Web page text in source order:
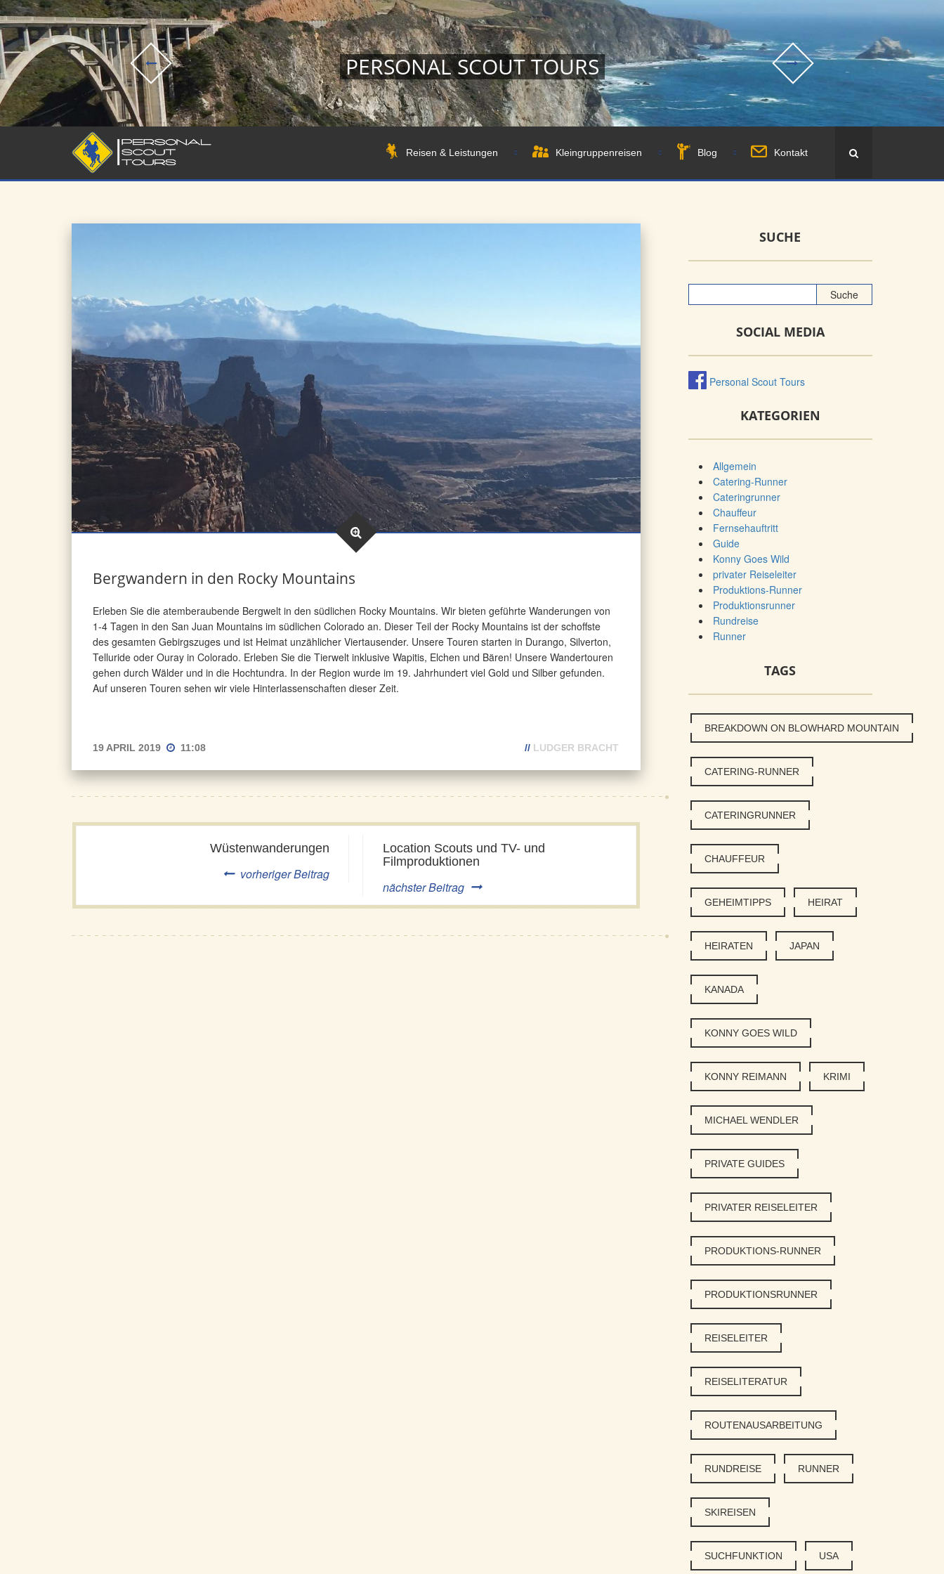
PERSONAL SCOUT TOURS
Reisen & Leistungen Kleingruppenreisen Blog Kontakt
Bergwandern in den Rocky Mountains
Erleben Sie die atemberaubende Bergwelt in den südlichen Rocky Mountains. Wir bieten geführte Wanderungen von
1-4 Tagen in den San Juan Mountains im südlichen Colorado an. Dieser Teil der Rocky Mountains ist der schoffste
des gesamten Gebirgszuges und ist Heimat unzählicher Viertausender. Unsere Touren starten in Durango, Silverton,
Telluride oder Ouray in Colorado. Erleben Sie die Tierwelt inklusive Wapitis, Elchen und Bären! Unsere Wandertouren
gehen durch Wälder und in die Hochtundra. In der Region wurde im 19. Jahrhundert viel Gold und Silber gefunden.
Auf unseren Touren sehen wir viele Hinterlassenschaften dieser Zeit.
19 APRIL 2019 11:08 // LUDGER BRACHT
Wüstenwanderungen
vorheriger Beitrag
Location Scouts und TV- und
Filmproduktionen
nächster Beitrag
SUCHE
SOCIAL MEDIA
Personal Scout Tours
KATEGORIEN
Allgemein
Catering-Runner
Cateringrunner
Chauffeur
Fernsehauftritt
Guide
Konny Goes Wild
privater Reiseleiter
Produktions-Runner
Produktionsrunner
Rundreise
Runner
TAGS
BREAKDOWN ON BLOWHARD MOUNTAIN
CATERING-RUNNER
CATERINGRUNNER
CHAUFFEUR
GEHEIMTIPPS HEIRAT
HEIRATEN JAPAN
KANADA
KONNY GOES WILD
KONNY REIMANN KRIMI
MICHAEL WENDLER
PRIVATE GUIDES
PRIVATER REISELEITER
PRODUKTIONS-RUNNER
PRODUKTIONSRUNNER
REISELEITER
REISELITERATUR
ROUTENAUSARBEITUNG
RUNDREISE RUNNER
SKIREISEN
SUCHFUNKTION USA